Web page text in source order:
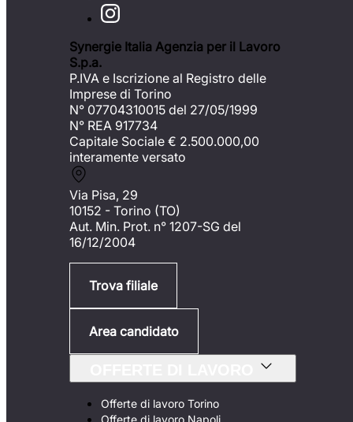
Synergie Italia Agenzia per il Lavoro
S.p.a.
P.IVA e Iscrizione al Registro delle
Imprese di Torino
N° 07704310015 del 27/05/1999
N° REA 917734
Capitale Sociale € 2.500.000,00
interamente versato
Via Pisa, 29
10152 - Torino (TO)
Aut. Min. Prot. n° 1207-SG del
16/12/2004
Trova filiale
Area candidato
Offerte di lavoro Torino
Offerte di lavoro Napoli